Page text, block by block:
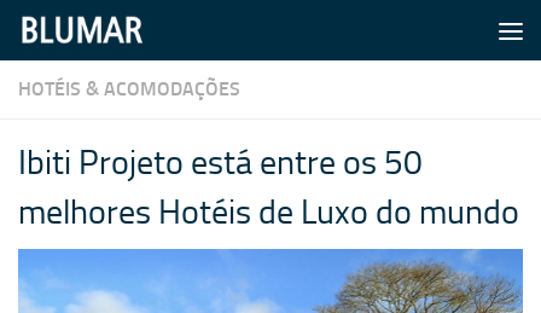
Skip to content
HOTÉIS & ACOMODAÇÕES
Ibiti Projeto está entre os 50
melhores Hotéis de Luxo do mundo